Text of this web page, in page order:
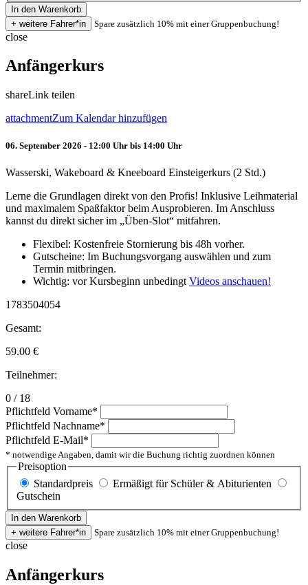
Spare zusätzlich 10% mit einer Gruppenbuchung!
close
Anfängerkurs
shareLink teilen
attachmentZum Kalendar hinzufügen
06. September 2026 - 12:00 Uhr bis 14:00 Uhr
Wasserski, Wakeboard & Kneeboard Einsteigerkurs (2 Std.)
Lerne die Grundlagen direkt von den Profis! Inklusive Leihmaterial
und maximalem Spaßfaktor beim Ausprobieren. Im Anschluss
kannst du direkt sicher im „Üben-Slot“ mitfahren.
Flexibel: Kostenfreie Stornierung bis 48h vorher.
Gutscheine: Im Buchungsvorgang auswählen und zum
Termin mitbringen.
Wichtig: vor Kursbeginn unbedingt Videos anschauen!
1783504054
Gesamt:
59.00 €
Teilnehmer:
0 / 18
Pflichtfeld Vorname*
Pflichtfeld Nachname*
Pflichtfeld E-Mail*
* notwendige Angaben, damit wir die Buchung richtig zuordnen können
Preisoption
Standardpreis
Ermäßigt für Schüler & Abiturienten
Gutschein
Spare zusätzlich 10% mit einer Gruppenbuchung!
close
Anfängerkurs